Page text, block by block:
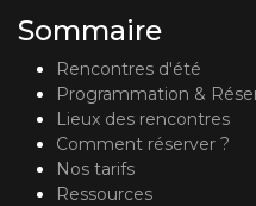
Sommaire
Rencontres d'été
Programmation &
Lieux des rencontres
Comment réserver ?
Nos tarifs
Ressources